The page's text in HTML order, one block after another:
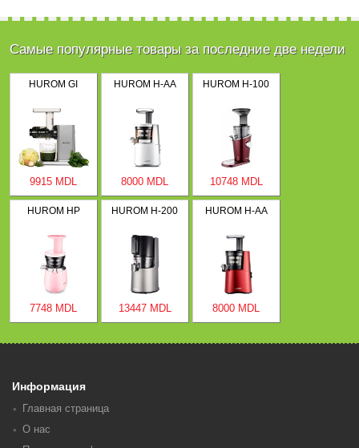
Самые популярные товары за последние две недели
HUROM GI
9915 MDL
HUROM H-AA
8000 MDL
HUROM H-100
10748 MDL
HUROM HP
7748 MDL
HUROM H-200
13447 MDL
HUROM H-AA
8000 MDL
Информация
Главная страница
О нас